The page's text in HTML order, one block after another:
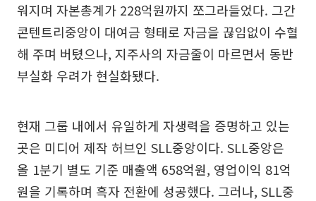
워지며 자본총계가 228억원까지 쪼그라들었다. 그간
콘텐트리중앙이 대여금 형태로 자금을 끊임없이 수혈
해 주며 버텼으나, 지주사의 자금줄이 마르면서 동반
부실화 우려가 현실화됐다.
현재 그룹 내에서 유일하게 자생력을 증명하고 있는
곳은 미디어 제작 허브인 SLL중앙이다. SLL중앙은
올 1분기 별도 기준 매출액 658억원, 영업이익 81억
원을 기록하며 흑자 전환에 성공했다. 그러나, SLL중